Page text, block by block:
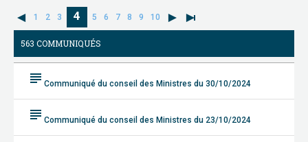
1 2 3 4 5 6 7 8 9 10
563 COMMUNIQUÉS
subject Communiqué du conseil des Ministres du 30/10/2024
subject Communiqué du conseil des Ministres du 23/10/2024